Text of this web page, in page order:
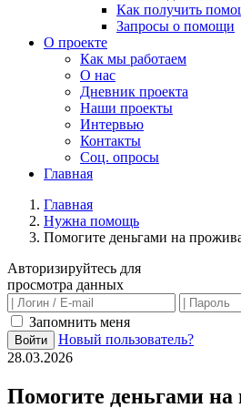
Как получить
Запросы о помощи
О проекте
Как мы работаем
О нас
Дневник проекта
Наши проекты
Интервью
Контакты
Соц. опросы
Главная
Главная
Нужна помощь
Помогите деньгами на
Авторизируйтесь для
просмотра данных
Запомнить меня
Войти
Новый пользователь?
28.03.2026
Помогите деньгами